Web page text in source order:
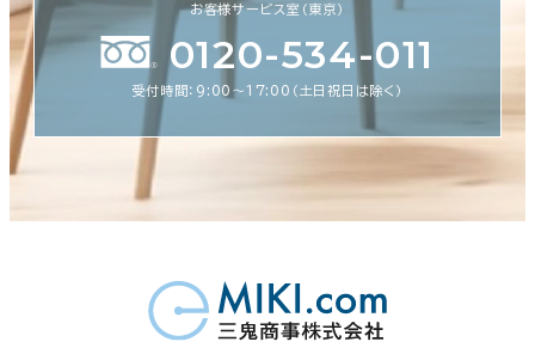
お客様サービス室（東京）
0120-534-011
受付時間：9:00〜17:00（土日祝日は除く）